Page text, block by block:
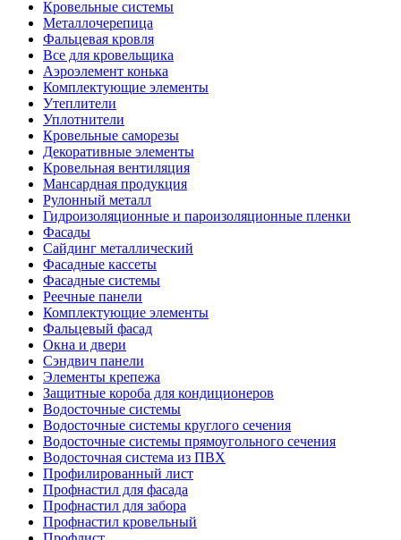
Кровельные системы
Металлочерепица
Фальцевая кровля
Все для кровельщика
Аэроэлемент конька
Комплектующие элементы
Утеплители
Уплотнители
Кровельные саморезы
Декоративные элементы
Кровельная вентиляция
Мансардная продукция
Рулонный металл
Гидроизоляционные и пароизоляционные пленки
Фасады
Сайдинг металлический
Фасадные кассеты
Фасадные системы
Реечные панели
Комплектующие элементы
Фальцевый фасад
Окна и двери
Сэндвич панели
Элементы крепежа
Защитные короба для кондиционеров
Водосточные системы
Водосточные системы круглого сечения
Водосточные системы прямоугольного сечения
Водосточная система из ПВХ
Профилированный лист
Профнастил для фасада
Профнастил для забора
Профнастил кровельный